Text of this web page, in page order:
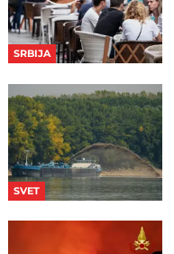
SRBIJA
SVET